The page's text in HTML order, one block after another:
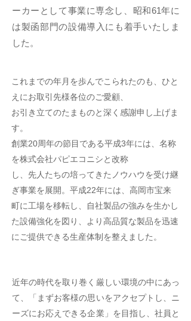
ーカーとして事業に専念し、昭和61年に
は製函部門の設備導入にも着手いたしま
した。
これまでの年月を歩んでこられたのも、ひと
えにお取引先様各位のご愛顧、
お引き立てのたまものと深く感謝申し上げま
す。
創業20周年の節目である平成3年には、名称
を株式会社パピエコニシと改称
し、先人たちの培ってきたノウハウを受け継
ぎ事業を展開。平成22年には、高岡市宝来
町に工場を移転し、自社製品の強みを生かし
た設備強化を図り、
より高品質な製品を迅速
にご提供できる生産体制を整えました。
近年の時代を取り巻く厳しい環境の中にあっ
て、「まずお客様の思いをアクセプトし、ニ
ーズにお応えできる企業」を目指し、社員と